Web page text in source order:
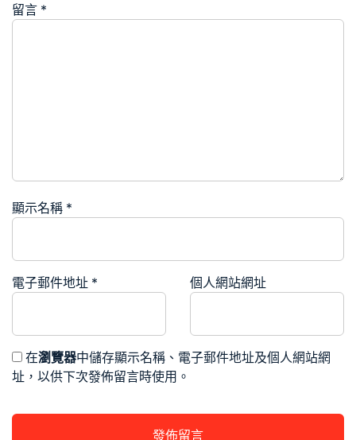
留言 *
顯示名稱 *
電子郵件地址 * 個人網站網址
在瀏覽器中儲存顯示名稱、電子郵件地址及個人網站網
址，以供下次發佈留言時使用。